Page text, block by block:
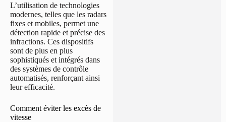
L’utilisation de technologies
modernes, telles que les radars
fixes et mobiles, permet une
détection rapide et précise des
infractions. Ces dispositifs
sont de plus en plus
sophistiqués et intégrés dans
des systèmes de contrôle
automatisés, renforçant ainsi
leur efficacité.
Comment éviter les excès de
vitesse